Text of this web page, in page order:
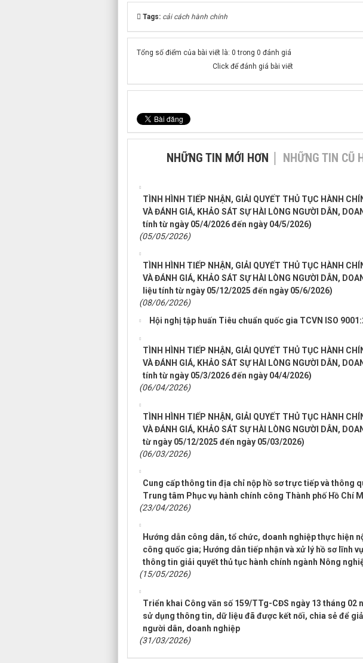
Tags: cải cách hành chính
Tổng số điểm của bài viết là: 0 trong 0 đánh giá
Click để đánh giá bài viết
NHỮNG TIN MỚI HƠN NHỮNG TIN CŨ
TÌNH HÌNH TIẾP NHẬN, GIẢI QUYẾT THỦ TỤC HÀNH
VÀ ĐÁNH GIÁ, KHẢO SÁT SỰ HÀI LÒNG NGƯỜI DÂN,
tính từ ngày 05/4/2026 đến ngày 04/5/2026)
(05/05/2026)
TÌNH HÌNH TIẾP NHẬN, GIẢI QUYẾT THỦ TỤC HÀNH
VÀ ĐÁNH GIÁ, KHẢO SÁT SỰ HÀI LÒNG NGƯỜI DÂN,
liệu tính từ ngày 05/12/2025 đến ngày 05/6/2026)
(08/06/2026)
Hội nghị tập huấn Tiêu chuẩn quốc gia TCVN ISO
TÌNH HÌNH TIẾP NHẬN, GIẢI QUYẾT THỦ TỤC HÀNH
VÀ ĐÁNH GIÁ, KHẢO SÁT SỰ HÀI LÒNG NGƯỜI DÂN,
tính từ ngày 05/3/2026 đến ngày 04/4/2026)
(06/04/2026)
TÌNH HÌNH TIẾP NHẬN, GIẢI QUYẾT THỦ TỤC HÀNH
VÀ ĐÁNH GIÁ, KHẢO SÁT SỰ HÀI LÒNG NGƯỜI DÂN,
từ ngày 05/12/2025 đến ngày 05/03/2026)
(06/03/2026)
Cung cấp thông tin địa chỉ nộp hồ sơ trực tiếp và thông
Trung tâm Phục vụ hành chính công Thành phố Hồ Chí
(23/04/2026)
Hướng dẫn công dân, tổ chức, doanh nghiệp thực hiện
công quốc gia; Hướng dẫn tiếp nhận và xử lý hồ sơ lĩnh
thông tin giải quyết thủ tục hành chính ngành Nông
(15/05/2026)
Triển khai Công văn số 159/TTg-CĐS ngày 13 tháng 02
sử dụng thông tin, dữ liệu đã được kết nối, chia sẻ để
người dân, doanh nghiệp
(31/03/2026)